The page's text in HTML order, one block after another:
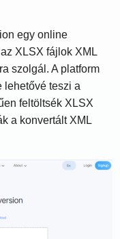
egy online
XLSX fájlok XML
szolgál. A platform
lehetővé teszi a
feltöltsék XLSX
a konvertált XML